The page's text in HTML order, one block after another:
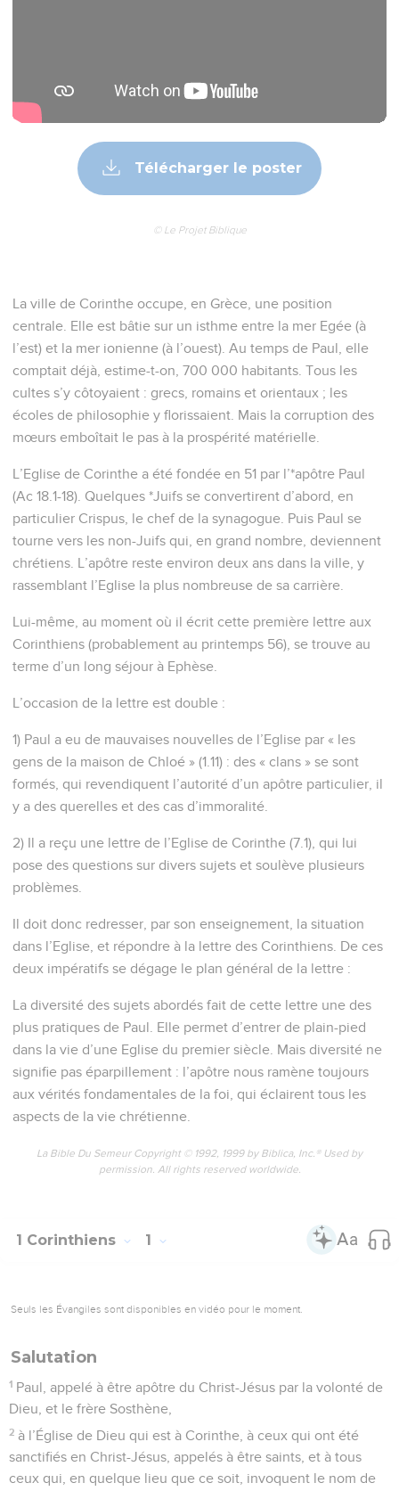
Télécharger le poster
© Le Projet Biblique
La ville de Corinthe occupe, en Grèce, une position
centrale. Elle est bâtie sur un isthme entre la mer Egée (à
l’est) et la mer ionienne (à l’ouest). Au temps de Paul, elle
comptait déjà, estime-t-on, 700 000 habitants. Tous les
cultes s’y côtoyaient : grecs, romains et orientaux ; les
écoles de philosophie y florissaient. Mais la corruption des
mœurs emboîtait le pas à la prospérité matérielle.
L’Eglise de Corinthe a été fondée en 51 par l’*apôtre Paul
(Ac 18.1-18). Quelques *Juifs se convertirent d’abord, en
particulier Crispus, le chef de la synagogue. Puis Paul se
tourne vers les non-Juifs qui, en grand nombre, deviennent
chrétiens. L’apôtre reste environ deux ans dans la ville, y
rassemblant l’Eglise la plus nombreuse de sa carrière.
Lui-même, au moment où il écrit cette première lettre aux
Corinthiens (probablement au printemps 56), se trouve au
terme d’un long séjour à Ephèse.
L’occasion de la lettre est double :
1) Paul a eu de mauvaises nouvelles de l’Eglise par « les
gens de la maison de Chloé » (1.11) : des « clans » se sont
formés, qui revendiquent l’autorité d’un apôtre particulier, il
y a des querelles et des cas d’immoralité.
2) Il a reçu une lettre de l’Eglise de Corinthe (7.1), qui lui
pose des questions sur divers sujets et soulève plusieurs
problèmes.
Il doit donc redresser, par son enseignement, la situation
dans l’Eglise, et répondre à la lettre des Corinthiens. De ces
deux impératifs se dégage le plan général de la lettre :
La diversité des sujets abordés fait de cette lettre une des
plus pratiques de Paul. Elle permet d’entrer de plain-pied
dans la vie d’une Eglise du premier siècle. Mais diversité ne
signifie pas éparpillement : l’apôtre nous ramène toujours
aux vérités fondamentales de la foi, qui éclairent tous les
aspects de la vie chrétienne.
La Bible Du Semeur Copyright © 1992, 1999 by Biblica, Inc.® Used by
permission. All rights reserved worldwide.
1 Corinthiens 1
Seuls les Évangiles sont disponibles en vidéo pour le moment.
Salutation
1 Paul, appelé à être apôtre du Christ-Jésus par la volonté de
Dieu, et le frère Sosthène,
2 à l’Église de Dieu qui est à Corinthe, à ceux qui ont été
sanctifiés en Christ-Jésus, appelés à être saints, et à tous
ceux qui, en quelque lieu que ce soit, invoquent le nom de